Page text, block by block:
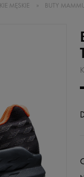
MĘSKIE » BUTY